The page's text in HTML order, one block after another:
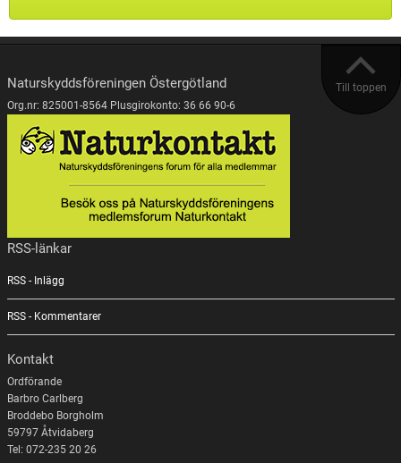
Till toppen
Naturskyddsföreningen Östergötland
Org.nr: 825001-8564 Plusgirokonto: 36 66 90-6
RSS-länkar
RSS - Inlägg
RSS - Kommentarer
Kontakt
Ordförande
Barbro Carlberg
Broddebo Borgholm
59797 Åtvidaberg
Tel: 072-235 20 26